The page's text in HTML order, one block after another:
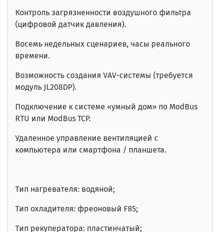
Контроль загрязненности воздушного фильтра
(цифровой датчик давления).
Восемь недельных сценариев, часы реального
времени.
Возможность создания VAV-системы (требуется
модуль JL208DP).
Подключение к системе «умный дом» по ModBus
RTU или ModBus TCP.
Удаленное управление вентиляцией с
компьютера или смартфона / планшета.
Тип нагревателя: водяной;
Тип охладителя: фреоновый F85;
Тип рекуператора: пластинчатый;